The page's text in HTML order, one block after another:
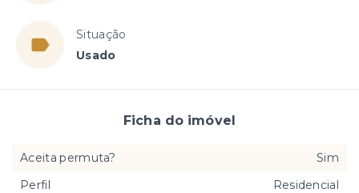
Situação
Usado
Ficha do imóvel
Aceita permuta?
Sim
Perfil
Residencial